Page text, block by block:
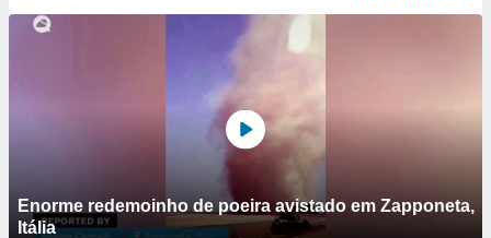
Enorme redemoinho de poeira avistado em Zapponeta,
Itália